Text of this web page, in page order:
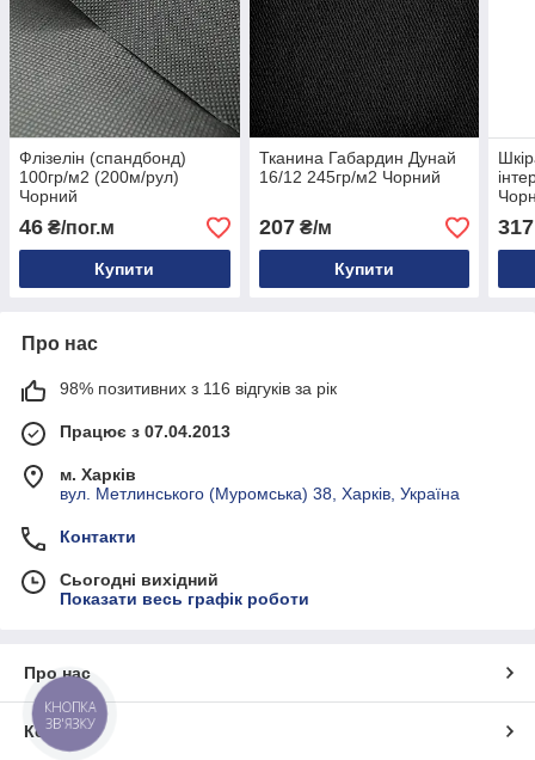
Флізелін (спандбонд)
100гр/м2 (200м/рул)
Чорний
46 ₴/пог.м
Купити
Тканина Габардин Дунай
16/12 245гр/м2 Чорний
207₴/м
Купити
Про нас
98% позитивних з 116 відгуків за рік
Працює з 07.04.2013
м. Харків
вул. Метлинського (Муромська) 38, Харків, Україна
Контакти
Сьогодні вихідний
Показати весь графік роботи
Про нас
Контакти
КНОПКА
ЗВ'ЯЗКУ